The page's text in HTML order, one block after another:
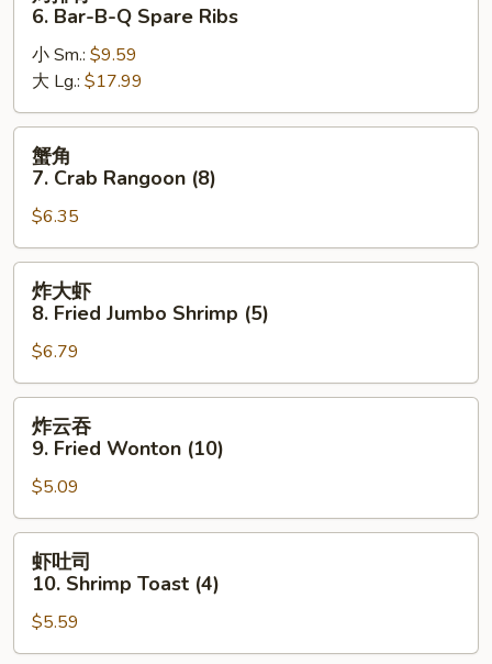
Bar-
B-
Q
Spare
Ribs
6. Bar-B-Q Spare Ribs
小 Sm.: $9.59
大 Lg.: $17.99
Crab
Rangoon
(8)
蟹角
7. Crab Rangoon (8)
$6.35
Fried
Jumbo
Shrimp
(5)
炸大虾
8. Fried Jumbo Shrimp (5)
$6.79
Fried
Wonton
(10)
炸云吞
9. Fried Wonton (10)
$5.09
10.
Shrimp
虾吐司
10. Shrimp Toast (4)
$5.59